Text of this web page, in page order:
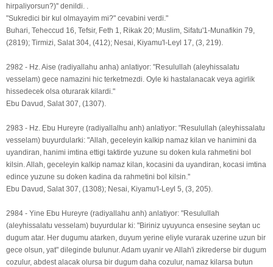
hirpaliyorsun?)'' denildi. .
"Sukredici bir kul olmayayim mi?" cevabini verdi."
Buhari, Teheccud 16, Tefsir, Feth 1, Rikak 20; Muslim, Sifatu'1-Munafikin 79,
(2819); Tirmizi, Salat 304, (412); Nesai, Kiyamu'l-Leyl 17, (3, 219).
2982 - Hz. Aise (radiyallahu anha) anlatiyor: "Resulullah (aleyhissalatu
vesselam) gece namazini hic terketmezdi. Oyle ki hastalanacak veya agirlik
hissedecek olsa oturarak kilardi."
Ebu Davud, Salat 307, (1307).
2983 - Hz. Ebu Hureyre (radiyallalhu anh) anlatiyor: "Resulullah (aleyhissalatu
vesselam) buyurdularki: "Allah, geceleyin kalkip namaz kilan ve hanimini da
uyandiran, hanimi imtina ettigi taktirde yuzune su doken kula rahmetini bol
kilsin. Allah, geceleyin kalkip namaz kilan, kocasini da uyandiran, kocasi imtina
edince yuzune su doken kadina da rahmetini bol kilsin.''
Ebu Davud, Salat 307, (1308); Nesai, Kiyamu'l-Leyl 5, (3, 205).
2984 - Yine Ebu Hureyre (radiyallahu anh) anlatiyor: "Resulullah
(aleyhissalatu vesselam) buyurdular ki: "Biriniz uyuyunca ensesine seytan uc
dugum atar. Her dugumu atarken, duyum yerine eliyle vurarak uzerine uzun bir
gece olsun, yat" dileginde bulunur. Adam uyanir ve Allah'i zikrederse bir dugum
cozulur, abdest alacak olursa bir dugum daha cozulur, namaz kilarsa butun